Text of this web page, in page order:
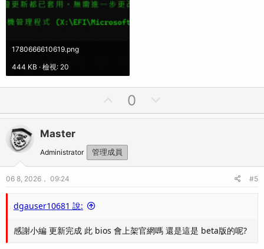
1780666610619.png
444 KB · 檢視: 20
p
o
t
e
0
o
o
Master
Administrator 管理成員
06 8, 2026， 09:24 #5
dgauser10681 說:
感謝小編 更新完成 此 bios 會上架官網嗎 還是這是 beta版的呢?